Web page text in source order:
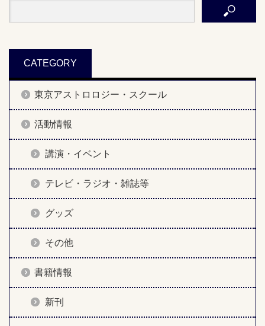
CATEGORY
東京アストロロジー・スクール
活動情報
講演・イベント
テレビ・ラジオ・雑誌等
グッズ
その他
書籍情報
新刊